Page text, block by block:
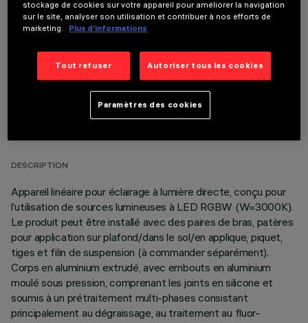
COMPOSANTS OPTIONNELS
DONNÉES TECHNIQUES
DESCRIPTION
Appareil linéaire pour éclairage à lumière directe, conçu pour
l’utilisation de sources lumineuses à LED RGBW (W=3000K).
Le produit peut être installé avec des paires de bras, patères
pour application sur plafond/dans le sol/en applique, piquet,
tiges et filin de suspension (à commander séparément).
Corps en aluminium extrudé, avec embouts en aluminium
moulé sous pression, comprenant les joints en silicone et
soumis à un prétraitement multi-phases consistant
principalement au dégraissage, au traitement au fluor-
stockage de cookies sur votre appareil pour améliorer la navigation
sur le site, analyser son utilisation et contribuer à nos efforts de
marketing.
Plus d’informations
Tout refuser Autoriser tous les cookies
Paramètres des cookies